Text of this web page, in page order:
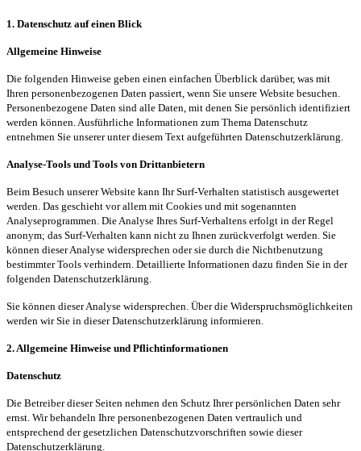
1. Datenschutz auf einen Blick
Allgemeine Hinweise
Die folgenden Hinweise geben einen einfachen Überblick darüber, was mit
Ihren personenbezogenen Daten passiert, wenn Sie unsere Website besuchen.
Personenbezogene Daten sind alle Daten, mit denen Sie persönlich identifiziert
werden können. Ausführliche Informationen zum Thema Datenschutz
entnehmen Sie unserer unter diesem Text aufgeführten Datenschutzerklärung.
Analyse-Tools und Tools von Drittanbietern
Beim Besuch unserer Website kann Ihr Surf-Verhalten statistisch ausgewertet
werden. Das geschieht vor allem mit Cookies und mit sogenannten
Analyseprogrammen. Die Analyse Ihres Surf-Verhaltens erfolgt in der Regel
anonym; das Surf-Verhalten kann nicht zu Ihnen zurückverfolgt werden. Sie
können dieser Analyse widersprechen oder sie durch die Nichtbenutzung
bestimmter Tools verhindern. Detaillierte Informationen dazu finden Sie in der
folgenden Datenschutzerklärung.
Sie können dieser Analyse widersprechen. Über die Widerspruchsmöglichkeiten
werden wir Sie in dieser Datenschutzerklärung informieren.
2. Allgemeine Hinweise und Pflichtinformationen
Datenschutz
Die Betreiber dieser Seiten nehmen den Schutz Ihrer persönlichen Daten sehr
ernst. Wir behandeln Ihre personenbezogenen Daten vertraulich und
entsprechend der gesetzlichen Datenschutzvorschriften sowie dieser
Datenschutzerklärung.